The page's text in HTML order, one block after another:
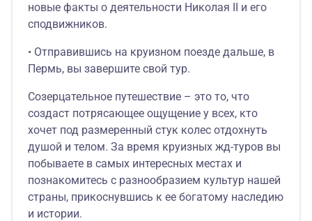
новые факты о деятельности Николая II и его
сподвижников.
• Отправившись на круизном поезде дальше, в
Пермь, вы завершите свой тур.
Созерцательное путешествие – это то, что
создаст потрясающее ощущение у всех, кто
хочет под размеренный стук колес отдохнуть
душой и телом. За время круизных жд-туров вы
побываете в самых интересных местах и
познакомитесь с разнообразием культур нашей
страны, прикоснувшись к ее богатому наследию
и истории.